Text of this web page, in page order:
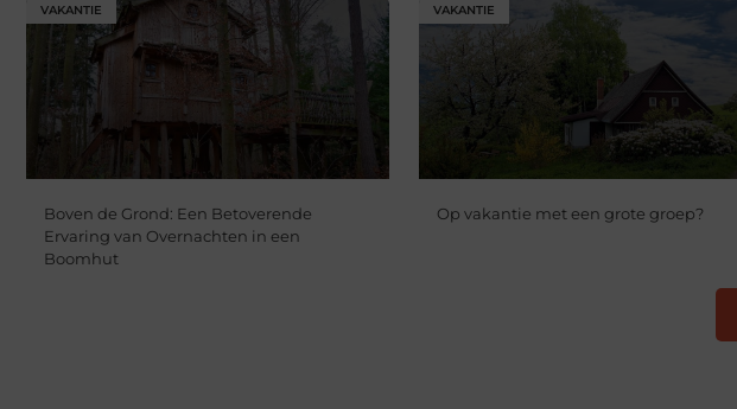
VAKANTIE
Boven de Grond: Een Betoverende
Ervaring van Overnachten in een
Boomhut
VAKANTIE
Op vakantie met een grote groep?